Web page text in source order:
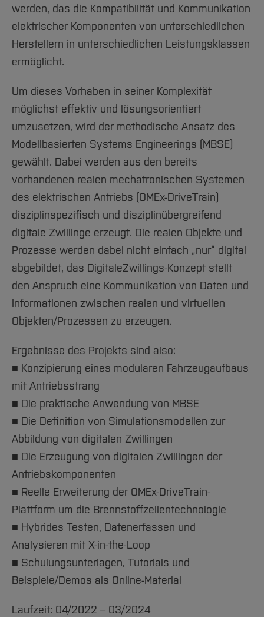
Arbeiten im FB G
Forschung und Projekte
International
Team
Service
Studiengänge
Studieninteressierte
Aktuelles
Studium
Fachgruppen
Forschung und Entwicklung
International
Team
Service
Amtliche Bekanntmachungen
Notfall-Infos
BO Shop
Familiengerechte Hochschule
Gleichstellung
Diskriminierungsfreie Hochschule
Vertretungen
Wahlen
Hochschulbibliothek
Hochschulkommunikation
International Office
Medienzentrum
qed-Stiftung
Zentrale Studienberatung
werden, das die Kompatibilität und Kommunikation
elektrischer Komponenten von unterschiedlichen
Herstellern in unterschiedlichen Leistungsklassen
ermöglicht.
Um dieses Vorhaben in seiner Komplexität
möglichst effektiv und lösungsorientiert
umzusetzen, wird der methodische Ansatz des
Modellbasierten Systems Engineerings (MBSE)
gewählt. Dabei werden aus den bereits
vorhandenen realen mechatronischen Systemen
des elektrischen Antriebs (OMEx-DriveTrain)
disziplinspezifisch und disziplinübergreifend
digitale Zwillinge erzeugt. Die realen Objekte und
Prozesse werden dabei nicht einfach „nur“ digital
abgebildet, das DigitaleZwillings-Konzept stellt
den Anspruch eine Kommunikation von Daten und
Informationen zwischen realen und virtuellen
Objekten/Prozessen zu erzeugen.
Ergebnisse des Projekts sind also:
■ Konzipierung eines modularen Fahrzeugaufbaus
mit Antriebsstrang
■ Die praktische Anwendung von MBSE
■ Die Definition von Simulationsmodellen zur
Abbildung von digitalen Zwillingen
■ Die Erzeugung von digitalen Zwillingen der
Antriebskomponenten
■ Reelle Erweiterung der OMEx-DriveTrain-
Plattform um die Brennstoffzellentechnologie
■ Hybrides Testen, Datenerfassen und
Analysieren mit X-in-the-Loop
■ Schulungsunterlagen, Tutorials und
Beispiele/Demos als Online-Material
Laufzeit: 04/2022 – 03/2024